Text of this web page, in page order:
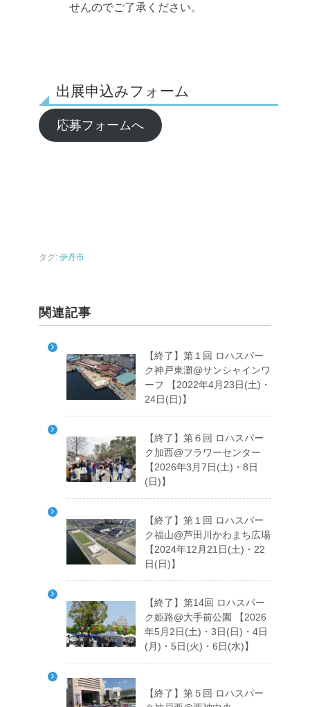
せんのでご了承ください。
出展申込みフォーム
応募フォームへ
タグ: 伊丹市
関連記事
【終了】第１回 ロハスパー
ク神戸東灘@サンシャインワ
ーフ 【2022年4月23日(土)・
24日(日)】
【終了】第６回 ロハスパー
ク加西@フラワーセンター
【2026年3月7日(土)・8日
(日)】
【終了】第１回 ロハスパー
ク福山@芦田川かわまち広場
【2024年12月21日(土)・22
日(日)】
【終了】第14回 ロハスパー
ク姫路@大手前公園 【2026
年5月2日(土)・3日(日)・4日
(月)・5日(火)・6日(水)】
【終了】第５回 ロハスパー